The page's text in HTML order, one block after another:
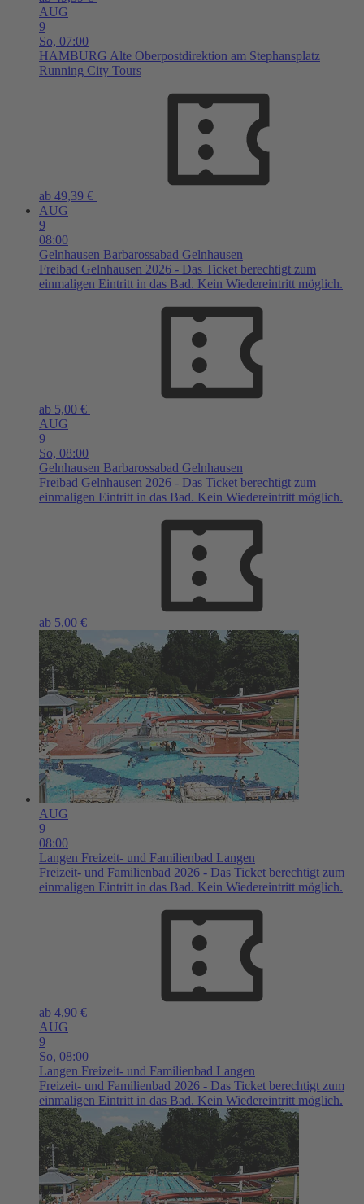
AUG
9
So, 07:00
HAMBURG Alte Oberpostdirektion am Stephansplatz
Running City Tours
ab 49,39 €
AUG
9
08:00
Gelnhausen Barbarossabad Gelnhausen
Freibad Gelnhausen 2026 - Das Ticket berechtigt zum
einmaligen Eintritt in das Bad. Kein Wiedereintritt möglich.
ab 5,00 €
AUG
9
So, 08:00
Gelnhausen Barbarossabad Gelnhausen
Freibad Gelnhausen 2026 - Das Ticket berechtigt zum
einmaligen Eintritt in das Bad. Kein Wiedereintritt möglich.
ab 5,00 €
AUG
9
08:00
Langen Freizeit- und Familienbad Langen
Freizeit- und Familienbad 2026 - Das Ticket berechtigt zum
einmaligen Eintritt in das Bad. Kein Wiedereintritt möglich.
ab 4,90 €
AUG
9
So, 08:00
Langen Freizeit- und Familienbad Langen
Freizeit- und Familienbad 2026 - Das Ticket berechtigt zum
einmaligen Eintritt in das Bad. Kein Wiedereintritt möglich.